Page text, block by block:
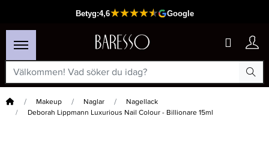
Hem Makeup Naglar
Nagellack
Deborah Lippmann Luxurious Nail Colour - Billionare 15ml